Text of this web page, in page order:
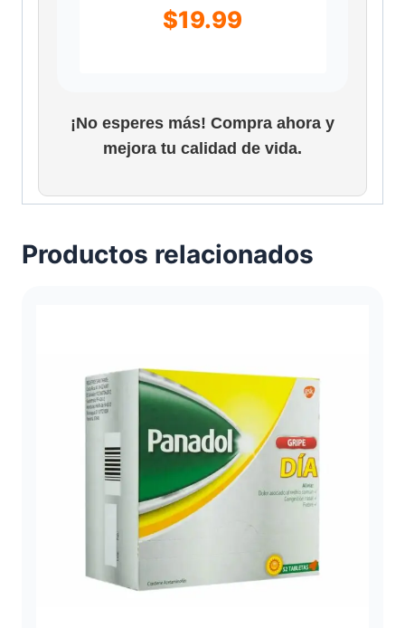
$19.99
¡No esperes más! Compra ahora y
mejora tu calidad de vida.
Productos relacionados